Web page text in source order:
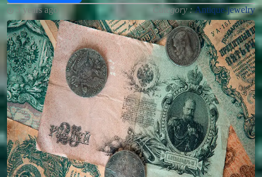
3 years ago Category :Antique-jewelry